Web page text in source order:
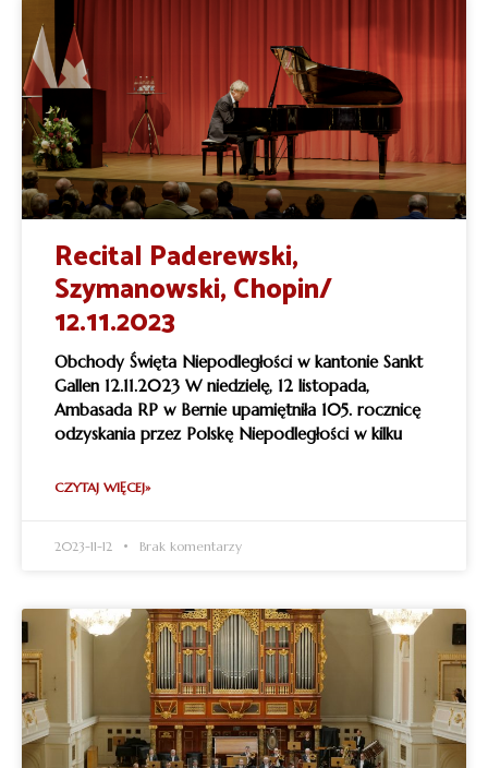
Recital Paderewski,
Szymanowski, Chopin/
12.11.2023
Obchody Święta Niepodległości w kantonie Sankt
Gallen 12.11.2023 W niedzielę, 12 listopada,
Ambasada RP w Bernie upamiętniła 105. rocznicę
odzyskania przez Polskę Niepodległości w kilku
CZYTAJ WIĘCEJ»
2023-11-12 Brak komentarzy